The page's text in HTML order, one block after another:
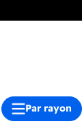
Par rayon